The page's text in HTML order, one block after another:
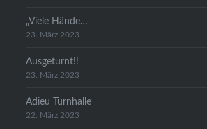
„Viele Hände…
23. März 2023
Ausgeturnt!!
23. März 2023
Adieu Turnhalle
22. März 2023